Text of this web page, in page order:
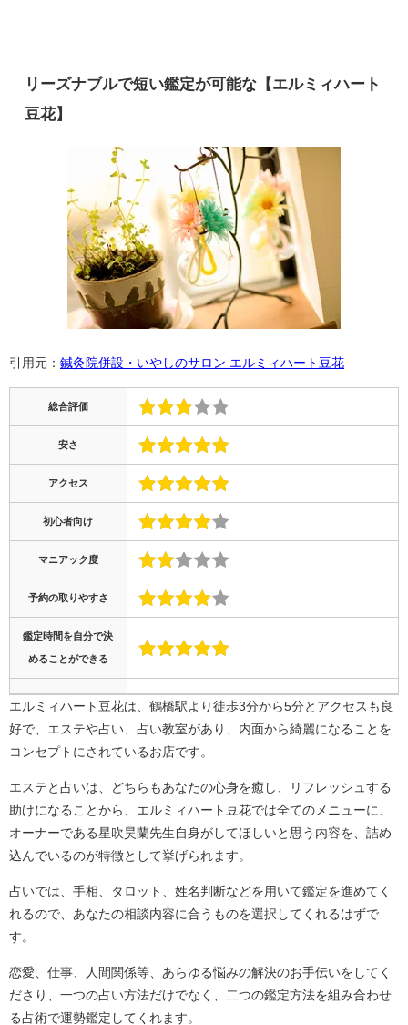
リーズナブルで短い鑑定が可能な【エルミィハート
豆花】
引用元： 鍼灸院併設・いやしのサロン エルミィハート豆花
総合評価
安さ
アクセス
初心者向け
マニアック度
予約の取りやすさ
鑑定時間を自分で決
めることができる
エルミィハート豆花は、鶴橋駅より徒歩3分から5分とアクセスも良
好で、エステや占い、占い教室があり、内面から綺麗になることを
コンセプトにされているお店です。
エステと占いは、どちらもあなたの心身を癒し、リフレッシュする
助けになることから、エルミィハート豆花では全てのメニューに、
オーナーである星吹昊蘭先生自身がしてほしいと思う内容を、詰め
込んでいるのが特徴として挙げられます。
占いでは、手相、タロット、姓名判断などを用いて鑑定を進めてく
れるので、あなたの相談内容に合うものを選択してくれるはずで
す。
恋愛、仕事、人間関係等、あらゆる悩みの解決のお手伝いをしてく
ださり、一つの占い方法だけでなく、二つの鑑定方法を組み合わせ
る占術で運勢鑑定してくれます。